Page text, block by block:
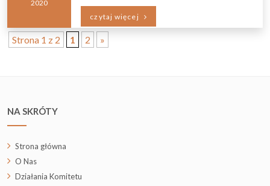
2020
czytaj więcej
Strona 1 z 2 1 2 »
NA SKRÓTY
Strona główna
O Nas
Działania Komitetu